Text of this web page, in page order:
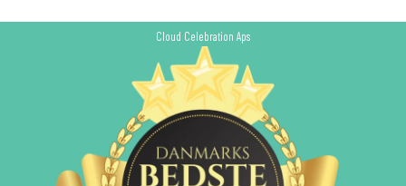
Cloud Celebration Aps